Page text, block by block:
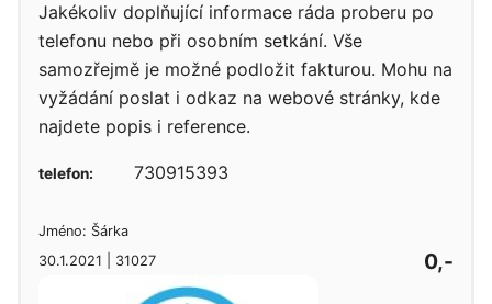
Jakékoliv doplňující informace ráda proberu po
telefonu nebo při osobním setkání. Vše
samozřejmě je možné podložit fakturou. Mohu na
vyžádání poslat i odkaz na webové stránky, kde
najdete popis i reference.
Jméno: Šárka
30.1.2021 | 31027
0,-
telefon: 730915393